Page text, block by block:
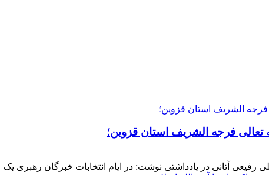
تعالی فرجه الشریف استان قزوین؛
آتانی در یادداشتی نوشت: در ایام انتخابات خبرگان رهبری